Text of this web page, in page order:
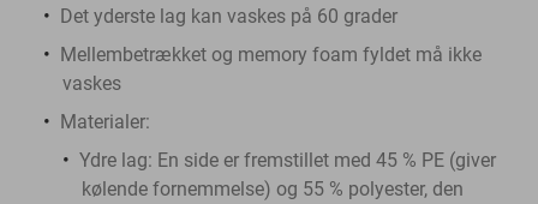
Det yderste lag kan vaskes på 60 grader
Mellembetrækket og memory foam fyldet må ikke
vaskes
Materialer:
Ydre lag: En side er fremstillet med 45 % PE (giver
kølende fornemmelse) og 55 % polyester, den